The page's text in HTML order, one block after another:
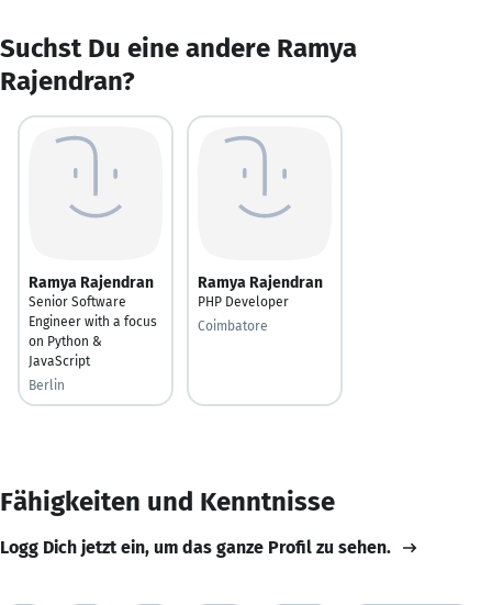
Suchst Du eine andere Ramya
Rajendran?
Ramya Rajendran
Senior Software
Engineer with a focus
on Python &
JavaScript
Berlin
Ramya Rajendran
PHP Developer
Coimbatore
Fähigkeiten und Kenntnisse
Logg Dich jetzt ein, um das ganze Profil zu sehen.